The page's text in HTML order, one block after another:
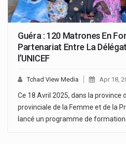
Guéra : 120 Matrones En
Partenariat Entre La
l’UNICEF
Tchad View Media Apr 18,
Ce 18 Avril 2025, dans la province
provinciale de la Femme et de la
lancé un programme de formation